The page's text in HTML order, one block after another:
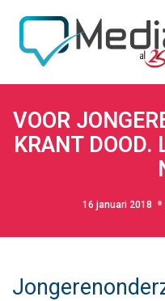
VOOR
KRANT DOOD.
16 januari 2018